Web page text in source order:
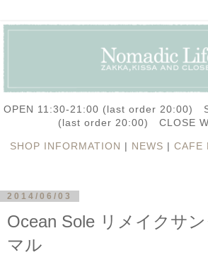
OPEN 11:30-21:00 (last order 20:00)
(last order 20:00) CLOSE
SHOP INFORMATION | NEWS | CAFE
2014/06/03
Ocean Sole リメイクサ
マル